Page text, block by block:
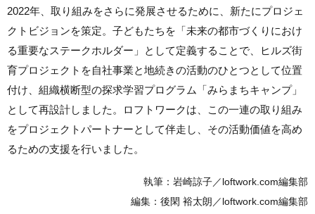
2022年、取り組みをさらに発展させるために、新たにプロジェ
クトビジョンを策定。子どもたちを「未来の都市づくりにおけ
る重要なステークホルダー」として定義することで、ヒルズ街
育プロジェクトを自社事業と地続きの活動のひとつとして位置
付け、組織横断型の探求学習プログラム「みらまちキャンプ」
として再設計しました。ロフトワークは、この一連の取り組み
をプロジェクトパートナーとして伴走し、その活動価値を高め
るための支援を行いました。
執筆：岩崎諒子／loftwork.com編集部
編集：後閑 裕太朗／loftwork.com編集部